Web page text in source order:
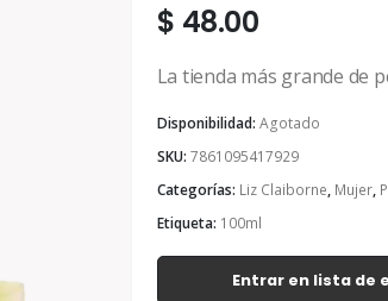
$ 48.00
La tienda más grande de
Disponibilidad: Agotado
SKU: 7861095417929
Categorías: Liz Claiborne, Mujer,
Etiqueta: 100ml
Entrar en lista de